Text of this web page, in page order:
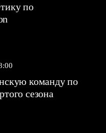
по
команду по
сезона